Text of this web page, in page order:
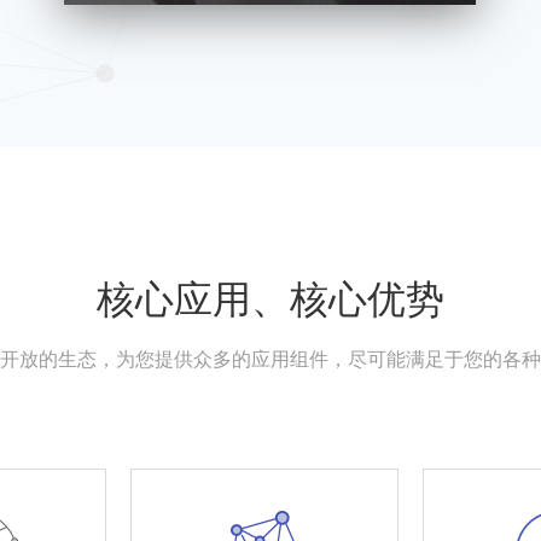
核心应用、核心优势
放的生态，为您提供众多的应用组件，尽可能满足于您的各